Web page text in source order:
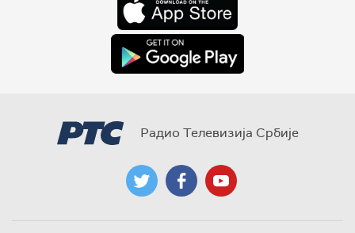
Радио Телевизија Србије